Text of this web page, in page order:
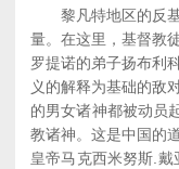
黎凡特地区的反基
量。在这里，基督教
罗提诺的弟子扬布利
义的解释为基础的敌
的男女诸神都被动员
教诸神。这是中国的
皇帝马克西米努斯.